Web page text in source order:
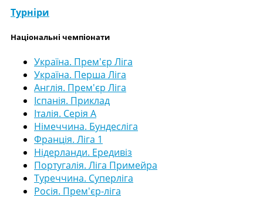
Турніри
Національні чемпіонати
Україна. Прем'єр Ліга
Україна. Перша Ліга
Англія. Прем'єр Ліга
Іспанія. Приклад
Італія. Серія А
Німеччина. Бундесліга
Франція. Ліга 1
Нідерланди. Ередивіз
Португалія. Ліга Примейра
Туреччина. Суперліга
Росія. Прем'єр-ліга